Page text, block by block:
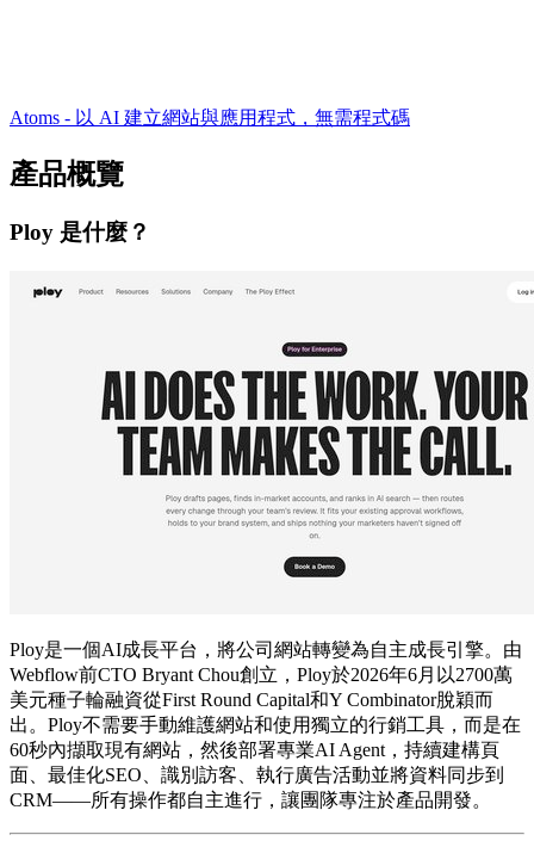
Atoms - 以 AI 建立網站與應用程式，無需程式碼
產品概覽
Ploy 是什麼？
Ploy是一個AI成長平台，將公司網站轉變為自主成長引擎。由
Webflow前CTO Bryant Chou創立，Ploy於2026年6月以2700萬
美元種子輪融資從First Round Capital和Y Combinator脫穎而
出。Ploy不需要手動維護網站和使用獨立的行銷工具，而是在
60秒內擷取現有網站，然後部署專業AI Agent，持續建構頁
面、最佳化SEO、識別訪客、執行廣告活動並將資料同步到
CRM——所有操作都自主進行，讓團隊專注於產品開發。